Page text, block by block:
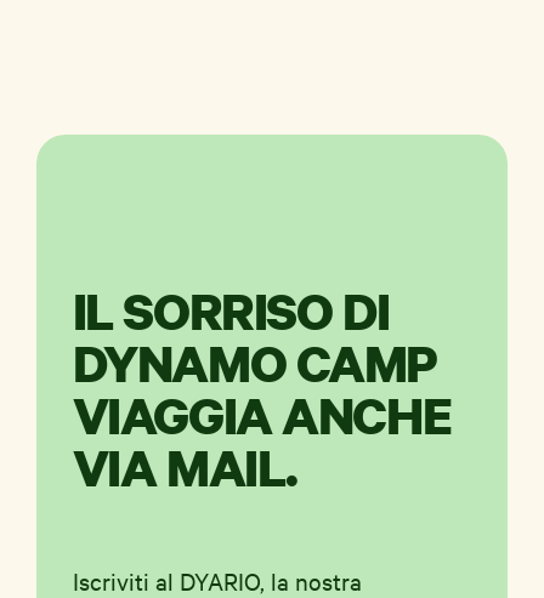
IL SORRISO DI
DYNAMO CAMP
VIAGGIA ANCHE
VIA MAIL.
Iscriviti al DYARIO, la nostra